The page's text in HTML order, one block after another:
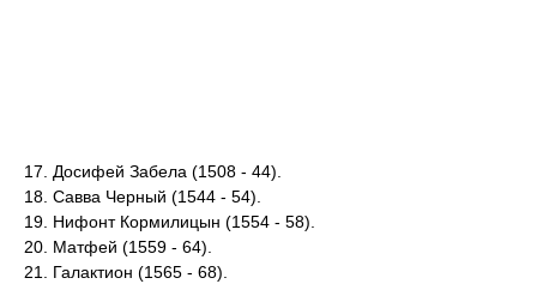
17. Досифей Забела (1508 - 44).
18. Савва Черный (1544 - 54).
19. Нифонт Кормилицын (1554 - 58).
20. Матфей (1559 - 64).
21. Галактион (1565 - 68).